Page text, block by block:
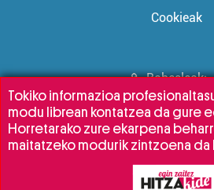
Cookieak
Babesleak:
Tokiko informazioa
modu librean kontatzea da gure
Horretarako zure ekarpena
maitatzeko modurik zintzoena